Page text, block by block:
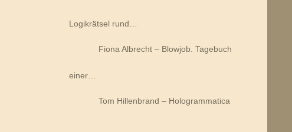
Logikrätsel rund…
Fiona Albrecht – Blowjob. Tagebuch
einer…
Tom Hillenbrand – Hologrammatica